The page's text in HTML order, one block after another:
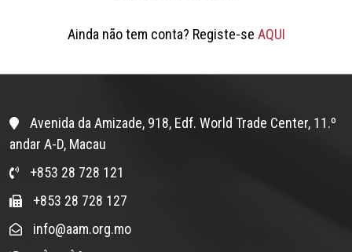
Ainda não tem conta? Registe-se AQUI
Avenida da Amizade, 918, Edf. World Trade Center, 11.º
andar A-D, Macau
+853 28 728 121
+853 28 728 127
info@aam.org.mo